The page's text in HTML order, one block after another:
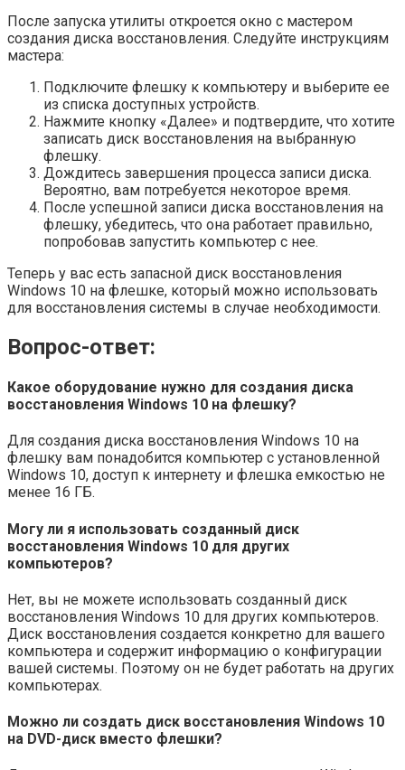
После запуска утилиты откроется окно с мастером
создания диска восстановления. Следуйте инструкциям
мастера:
Подключите флешку к компьютеру и выберите ее
из списка доступных устройств.
Нажмите кнопку «Далее» и подтвердите, что хотите
записать диск восстановления на выбранную
флешку.
Дождитесь завершения процесса записи диска.
Вероятно, вам потребуется некоторое время.
После успешной записи диска восстановления на
флешку, убедитесь, что она работает правильно,
попробовав запустить компьютер с нее.
Теперь у вас есть запасной диск восстановления
Windows 10 на флешке, который можно использовать
для восстановления системы в случае необходимости.
Вопрос-ответ:
Какое оборудование нужно для создания диска
восстановления Windows 10 на флешку?
Для создания диска восстановления Windows 10 на
флешку вам понадобится компьютер с установленной
Windows 10, доступ к интернету и флешка емкостью не
менее 16 ГБ.
Могу ли я использовать созданный диск
восстановления Windows 10 для других
компьютеров?
Нет, вы не можете использовать созданный диск
восстановления Windows 10 для других компьютеров.
Диск восстановления создается конкретно для вашего
компьютера и содержит информацию о конфигурации
вашей системы. Поэтому он не будет работать на других
компьютерах.
Можно ли создать диск восстановления Windows 10
на DVD-диск вместо флешки?